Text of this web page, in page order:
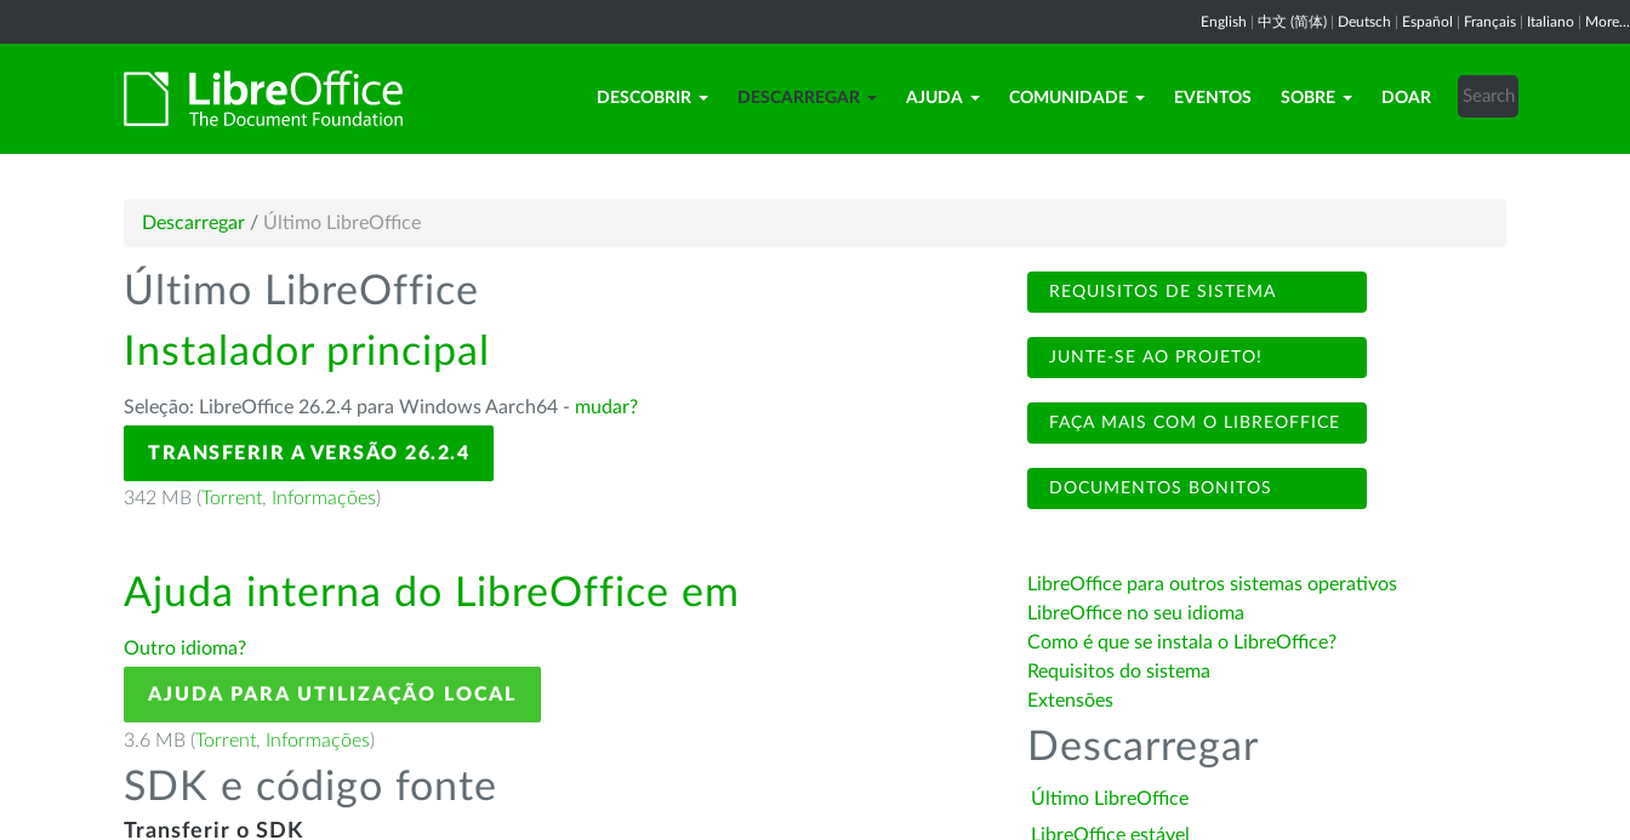
English 中文 (简体) Deutsch Español Français Italiano More...
DESCOBRIR DESCARREGAR AJUDA COMUNIDADE EVENTOS SOBRE DOAR
Descarregar / Último LibreOffice
Último LibreOffice
Instalador principal
Seleção: LibreOffice 26.2.4 para Windows Aarch64 - mudar?
TRANSFERIR A VERSÃO 26.2.4
342 MB (Torrent, Informações)
Ajuda interna do LibreOffice em
Outro idioma?
AJUDA PARA UTILIZAÇÃO LOCAL
3.6 MB (Torrent, Informações)
SDK e código fonte
Transferir o SDK
REQUISITOS DE SISTEMA
JUNTE-SE AO PROJETO!
FAÇA MAIS COM O LIBREOFFICE
DOCUMENTOS BONITOS
LibreOffice para outros sistemas operativos
LibreOffice no seu idioma
Como é que se instala o LibreOffice?
Requisitos do sistema
Extensões
Descarregar
Último LibreOffice
LibreOffice estável